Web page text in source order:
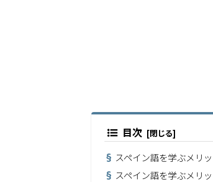
目次
スペイン語を学ぶメリ
スペイン語を学ぶメリ